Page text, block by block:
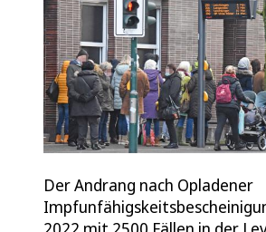
Der Andrang nach Opladener